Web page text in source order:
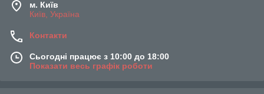
м. Київ
Київ, Україна
Контакти
Сьогодні працює з 10:00 до 18:00
Показати весь графік роботи